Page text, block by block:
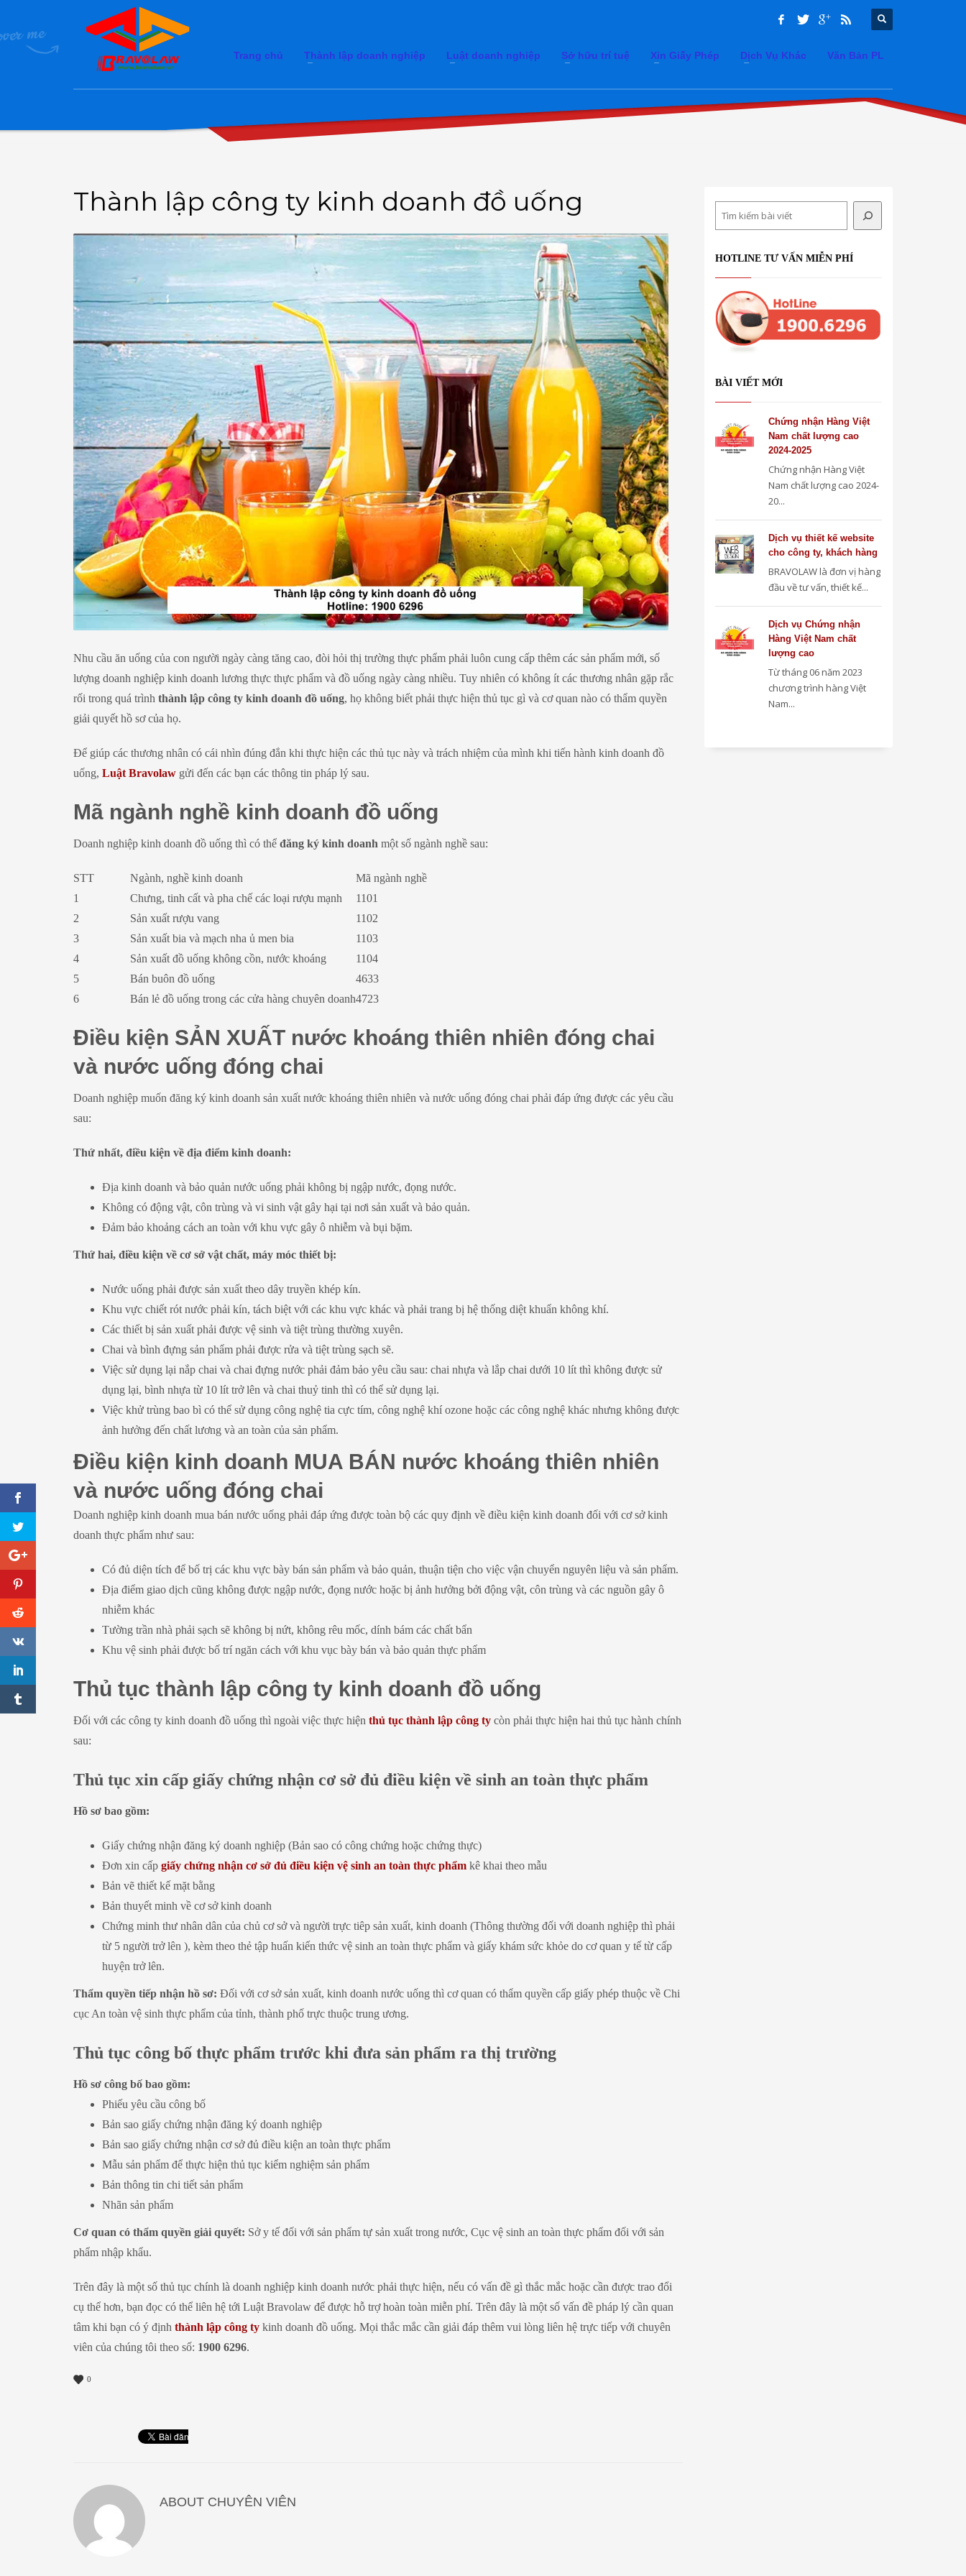
Trang chủ Thành lập doanh nghiệp Luật doanh nghiệp Sở hữu trí tuệ Xin Giấy Phép Dịch Vụ Khác Văn Bản PL
Thành lập công ty kinh doanh đồ uống
Nhu cầu ăn uống của con người ngày càng tăng cao, đòi hỏi thị trường thực phẩm phải luôn cung cấp thêm các sản phẩm mới, số
lượng doanh nghiệp kinh doanh lương thực thực phẩm và đồ uống ngày càng nhiều. Tuy nhiên có không ít các thương nhân gặp rắc
rối trong quá trình thành lập công ty kinh doanh đồ uống, họ không biết phải thực hiện thủ tục gì và cơ quan nào có thẩm quyền
giải quyết hồ sơ của họ.
Để giúp các thương nhân có cái nhìn đúng đắn khi thực hiện các thủ tục này và trách nhiệm của mình khi tiến hành kinh doanh đồ
uống, Luật Bravolaw gửi đến các bạn các thông tin pháp lý sau.
Mã ngành nghề kinh doanh đồ uống
Doanh nghiệp kinh doanh đồ uống thì có thể đăng ký kinh doanh một số ngành nghề sau:
STT Ngành, nghề kinh doanh
Mã ngành nghề
1
Chưng, tinh cất và pha chế các loại rượu mạnh
1101
2
Sản xuất rượu vang
1102
3
Sản xuất bia và mạch nha ủ men bia
1103
4
Sản xuất đồ uống không cồn, nước khoáng
1104
5
Bán buôn đồ uống
4633
6
Bán lẻ đồ uống trong các cửa hàng chuyên doanh4723
Điều kiện SẢN XUẤT nước khoáng thiên nhiên đóng chai
và nước uống đóng chai
Doanh nghiệp muốn đăng ký kinh doanh sản xuất nước khoáng thiên nhiên và nước uống đóng chai phải đáp ứng được các yêu cầu
sau:
Thứ nhất, điều kiện về địa điểm kinh doanh:
Địa kinh doanh và bảo quản nước uống phải không bị ngập nước, đọng nước.
Không có động vật, côn trùng và vi sinh vật gây hại tại nơi sản xuất và bảo quản.
Đảm bảo khoảng cách an toàn với khu vực gây ô nhiễm và bụi bặm.
Thứ hai, điều kiện về cơ sở vật chất, máy móc thiết bị:
Nước uống phải được sản xuất theo dây truyền khép kín.
Khu vực chiết rót nước phải kín, tách biệt với các khu vực khác và phải trang bị hệ thống diệt khuẩn không khí.
Các thiết bị sản xuất phải được vệ sinh và tiệt trùng thường xuyên.
Chai và bình đựng sản phẩm phải được rửa và tiệt trùng sạch sẽ.
Việc sử dụng lại nắp chai và chai đựng nước phải đảm bảo yêu cầu sau: chai nhựa và lắp chai dưới 10 lít thì không được sử
dụng lại, bình nhựa từ 10 lít trở lên và chai thuỷ tinh thì có thể sử dụng lại.
Việc khử trùng bao bì có thể sử dụng công nghệ tia cực tím, công nghệ khí ozone hoặc các công nghệ khác nhưng không được
ảnh hưởng đến chất lương và an toàn của sản phẩm.
Điều kiện kinh doanh MUA BÁN nước khoáng thiên nhiên
và nước uống đóng chai
Doanh nghiệp kinh doanh mua bán nước uống phải đáp ứng được toàn bộ các quy định về điều kiện kinh doanh đối với cơ sở kinh
doanh thực phẩm như sau:
Có đủ diện tích để bố trị các khu vực bày bán sản phẩm và bảo quản, thuận tiện cho việc vận chuyển nguyên liệu và sản phẩm.
Địa điểm giao dịch cũng không được ngập nước, đọng nước hoặc bị ảnh hưởng bởi động vật, côn trùng và các nguồn gây ô
nhiễm khác
Tường trần nhà phải sạch sẽ không bị nứt, không rêu mốc, dính bám các chất bẩn
Khu vệ sinh phải được bố trí ngăn cách với khu vục bày bán và bảo quản thực phẩm
Thủ tục thành lập công ty kinh doanh đồ uống
Đối với các công ty kinh doanh đồ uống thì ngoài việc thực hiện thủ tục thành lập công ty còn phải thực hiện hai thủ tục hành chính
sau:
Thủ tục xin cấp giấy chứng nhận cơ sở đủ điều kiện về sinh an toàn thực phẩm
Hồ sơ bao gồm:
Giấy chứng nhận đăng ký doanh nghiệp (Bản sao có công chứng hoặc chứng thực)
Đơn xin cấp giấy chứng nhận cơ sở đủ điều kiện vệ sinh an toàn thực phẩm kê khai theo mẫu
Bản vẽ thiết kế mặt bằng
Bản thuyết minh về cơ sở kinh doanh
Chứng minh thư nhân dân của chủ cơ sở và người trực tiêp sản xuất, kinh doanh (Thông thường đối với doanh nghiệp thì phải
từ 5 người trở lên ), kèm theo thẻ tập huấn kiến thức vệ sinh an toàn thực phẩm và giấy khám sức khỏe do cơ quan y tế từ cấp
huyện trở lên.
Thẩm quyền tiếp nhận hồ sơ: Đối với cơ sở sản xuất, kinh doanh nước uống thì cơ quan có thẩm quyền cấp giấy phép thuộc về Chi
cục An toàn vệ sinh thực phẩm của tỉnh, thành phố trực thuộc trung ương.
Thủ tục công bố thực phẩm trước khi đưa sản phẩm ra thị trường
Hồ sơ công bố bao gồm:
Phiếu yêu cầu công bố
Bản sao giấy chứng nhận đăng ký doanh nghiệp
Bản sao giấy chứng nhận cơ sở đủ điều kiện an toàn thực phẩm
Mẫu sản phẩm để thực hiện thủ tục kiểm nghiệm sản phẩm
Bản thông tin chi tiết sản phẩm
Nhãn sản phẩm
Cơ quan có thẩm quyền giải quyết: Sở y tế đối với sản phẩm tự sản xuất trong nước, Cục vệ sinh an toàn thực phẩm đối với sản
phẩm nhập khẩu.
Trên đây là một số thủ tục chính là doanh nghiệp kinh doanh nước phải thực hiện, nếu có vấn đề gì thắc mắc hoặc cần được trao đổi
cụ thể hơn, bạn đọc có thể liên hệ tới Luật Bravolaw để được hỗ trợ hoàn toàn miễn phí. Trên đây là một số vấn đề pháp lý cần quan
tâm khi bạn có ý định thành lập công ty kinh doanh đồ uống. Mọi thắc mắc cần giải đáp thêm vui lòng liên hệ trực tiếp với chuyên
viên của chúng tôi theo số: 1900 6296.
0
ABOUT CHUYÊN VIÊN
HOTLINE TƯ VẤN MIỄN PHÍ
BÀI VIẾT MỚI
Chứng nhận Hàng Việt
Nam chất lượng cao
2024-2025
Chứng nhận Hàng Việt
Nam chất lượng cao 2024-
20...
Dịch vụ thiết kế website
cho công ty, khách hàng
BRAVOLAW là đơn vị hàng
đầu về tư vấn, thiết kế...
Dịch vụ Chứng nhận
Hàng Việt Nam chất
lượng cao
Từ tháng 06 năm 2023
chương trình hàng Việt
Nam...